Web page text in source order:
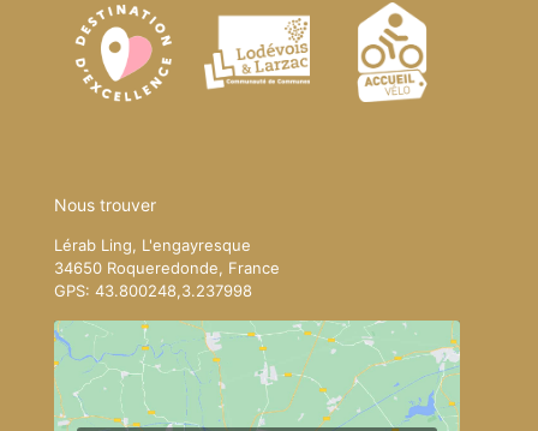
Nous trouver
Lérab Ling, L'engayresque
34650 Roqueredonde, France
GPS: 43.800248,3.237998